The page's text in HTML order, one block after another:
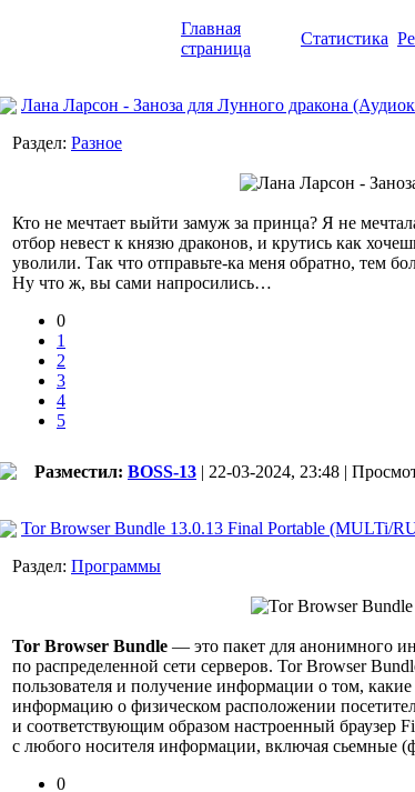
Главная
страница
Статистика
Лана Ларсон - Заноза для Лунного дракона
Раздел: Разное
Кто не мечтает выйти замуж за принца? Я не
отбор невест к князю драконов, и крутись как
уволили. Так что отправьте-ка меня обратно, тем
Ну что ж, вы сами напросились…
0
1
2
3
4
5
Разместил: BOSS-13 | 22-03-2024, 23:48 |
Tor Browser Bundle 13.0.13 Final Portable (MULTi/
Раздел: Программы
Tor Browser Bundle — это пакет для анонимного
по распределенной сети серверов. Tor Browser
пользователя и получение информации о том,
информацию о физическом расположении
и соответствующим образом настроенный браузер
с любого носителя информации, включая сьемные
0